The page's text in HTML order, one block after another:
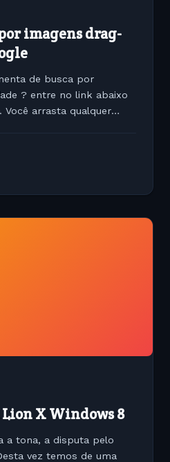
imagens drag-
de busca por
? entre no link abaixo
arrasta qualquer
Lion X Windows 8
a tona, a disputa pelo
vez temos de uma